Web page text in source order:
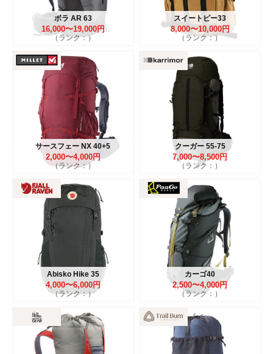
ボラ AR 63
16,000〜19,000円
（ランク：）
スイートピー33
8,000〜10,000円
（ランク：）
サースフェー NX 40+5
2,000〜4,000円
（ランク：）
クーガー 55-75
7,000〜8,500円
（ランク：）
Abisko Hike 35
4,000〜6,000円
（ランク：）
カーゴ40
2,500〜4,000円
（ランク：）